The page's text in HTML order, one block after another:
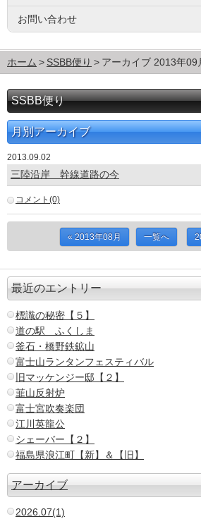
お問い合わせ
ホーム SSBB便り アーカイブ 2013年09
SSBB便り
月別アーカイブ
2013.09.02
三陸沿岸 幹線道路の今
コメント(0)
« 2013年08月 一覧へ
最近のエントリー
標識の秘密【５】
道の駅 ふくしま
釜石・橋野鉄鉱山
富士山ランタンフェスティバル
旧マッケンジー邸【２】
韮山反射炉
富士宮吹奏楽団
江川英龍公
シェーバー【２】
福島県浪江町【新】＆【旧】
アーカイブ
2026.07(1)